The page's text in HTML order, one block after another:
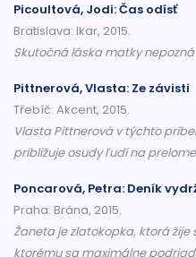
Picoultová, Jodi: Čas odísť
Bratislava: Ikar, 2015.
Skutočná láska matky
Pittnerová, Vlasta: Ze závisti
Třebíč: Akcent, 2015.
Vlasta Pittnerová v týchto
približuje osudy ľudí na prelome
Poncarová, Petra: Deník
Praha: Brána, 2015.
Žaneta je zlatokopka, ktorá
ktorému sa maximálne